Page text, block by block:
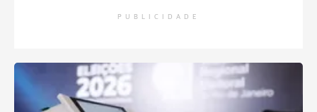
PUBLICIDADE